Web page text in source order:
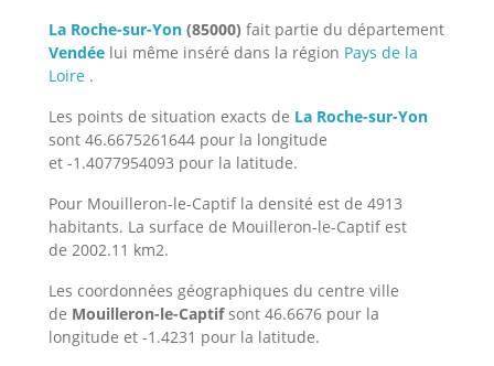
La Roche-sur-Yon (85000) fait partie du département
Vendée lui même inséré dans la région Pays de la
Loire .
Les points de situation exacts de La Roche-sur-Yon
sont 46.6675261644 pour la longitude
et -1.4077954093 pour la latitude.
Pour Mouilleron-le-Captif la densité est de 4913
habitants. La surface de Mouilleron-le-Captif est
de 2002.11 km2.
Les coordonnées géographiques du centre ville
de Mouilleron-le-Captifsont 46.6676 pour la
longitude et -1.4231 pour la latitude.